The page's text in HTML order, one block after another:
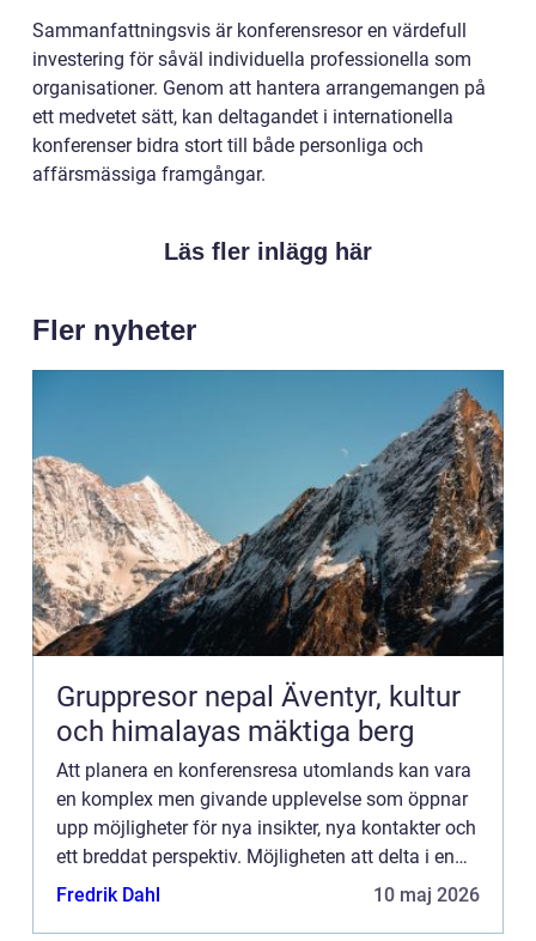
Sammanfattningsvis är konferensresor en värdefull
investering för såväl individuella professionella som
organisationer. Genom att hantera arrangemangen på
ett medvetet sätt, kan deltagandet i internationella
konferenser bidra stort till både personliga och
affärsmässiga framgångar.
Läs fler inlägg här
Fler nyheter
Gruppresor nepal Äventyr, kultur
och himalayas mäktiga berg
Att planera en konferensresa utomlands kan vara
en komplex men givande upplevelse som öppnar
upp möjligheter för nya insikter, nya kontakter och
ett breddat perspektiv. Möjligheten att delta i en
internationell konferens inneb&aum...
Fredrik Dahl 10 maj 2026